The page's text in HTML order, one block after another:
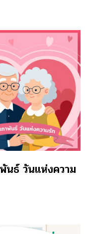
นธ์ วันแห่งความ